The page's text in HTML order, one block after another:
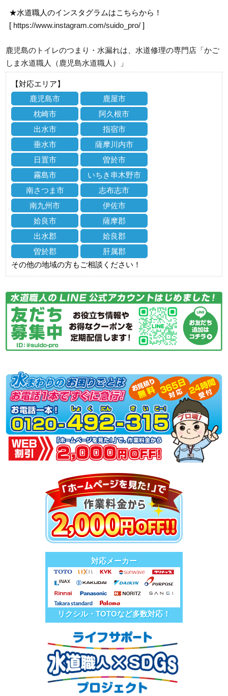
★水道職人のインスタグラムはこちらから！
[ https://www.instagram.com/suido_pro/ ]
鹿児島のトイレのつまり・水漏れは、水道修理の専門店「かご
しま水道職人（鹿児島水道職人）」
【対応エリア】
鹿児島市
鹿屋市
枕崎市
阿久根市
出水市
指宿市
垂水市
薩摩川内市
日置市
曽於市
霧島市
いちき串木野市
南さつま市
志布志市
南九州市
伊佐市
姶良市
薩摩郡
出水郡
姶良郡
曽於郡
肝属郡
その他の地域の方もご相談ください！
対応メーカー
リクシル・TOTOなど多数対応！